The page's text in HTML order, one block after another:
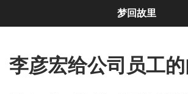
李彦宏给公司员工
梦回故里